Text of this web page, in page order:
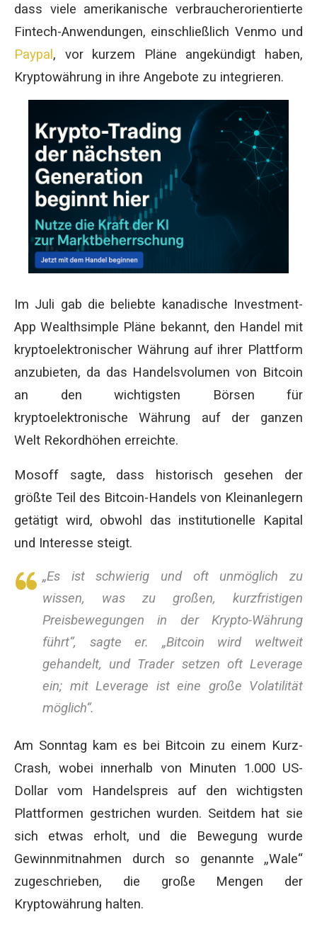
dass viele amerikanische verbraucherorientierte
Fintech-Anwendungen, einschließlich Venmo und
Paypal , vor kurzem Pläne angekündigt haben,
Kryptowährung in ihre Angebote zu integrieren.
Im Juli gab die beliebte kanadische Investment-
App Wealthsimple Pläne bekannt, den Handel mit
kryptoelektronischer Währung auf ihrer Plattform
anzubieten, da das Handelsvolumen von Bitcoin
an den wichtigsten Börsen für
kryptoelektronische Währung auf der ganzen
Welt Rekordhöhen erreichte.
Mosoff sagte, dass historisch gesehen der
größte Teil des Bitcoin-Handels von Kleinanlegern
getätigt wird, obwohl das institutionelle Kapital
und Interesse steigt.
„Es ist schwierig und oft unmöglich zu
wissen, was zu großen, kurzfristigen
Preisbewegungen in der Krypto-Währung
führt“, sagte er. „Bitcoin wird weltweit
gehandelt, und Trader setzen oft Leverage
ein; mit Leverage ist eine große Volatilität
möglich“.
Am Sonntag kam es bei Bitcoin zu einem Kurz-
Crash, wobei innerhalb von Minuten 1.000 US-
Dollar vom Handelspreis auf den wichtigsten
Plattformen gestrichen wurden. Seitdem hat sie
sich etwas erholt, und die Bewegung wurde
Gewinnmitnahmen durch so genannte „Wale“
zugeschrieben, die große Mengen der
Kryptowährung halten.